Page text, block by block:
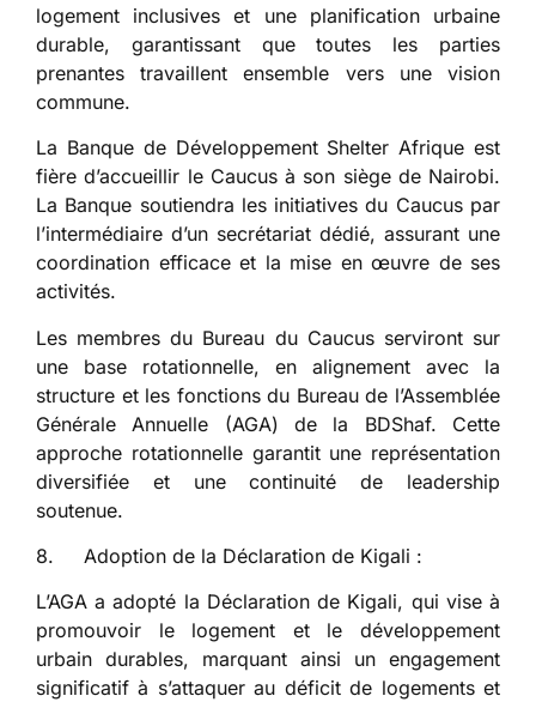
logement inclusives et une planification urbaine
durable, garantissant que toutes les parties
prenantes travaillent ensemble vers une vision
commune.
La Banque de Développement Shelter Afrique est
fière d’accueillir le Caucus à son siège de Nairobi.
La Banque soutiendra les initiatives du Caucus par
l’intermédiaire d’un secrétariat dédié, assurant une
coordination efficace et la mise en œuvre de ses
activités.
Les membres du Bureau du Caucus serviront sur
une base rotationnelle, en alignement avec la
structure et les fonctions du Bureau de l’Assemblée
Générale Annuelle (AGA) de la BDShaf. Cette
approche rotationnelle garantit une représentation
diversifiée et une continuité de leadership
soutenue.
8. Adoption de la Déclaration de Kigali :
L’AGA a adopté la Déclaration de Kigali, qui vise à
promouvoir le logement et le développement
urbain durables, marquant ainsi un engagement
significatif à s’attaquer au déficit de logements et